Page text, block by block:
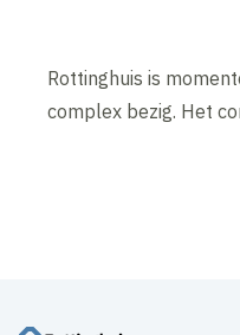
Rottinghuis is
complex bezig. Het